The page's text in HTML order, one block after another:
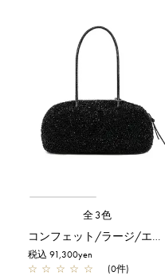
全3色
コンフェット/ラージ/エナメルブラック
税込 91,300yen
☆ ☆ ☆ ☆ ☆ (0件)